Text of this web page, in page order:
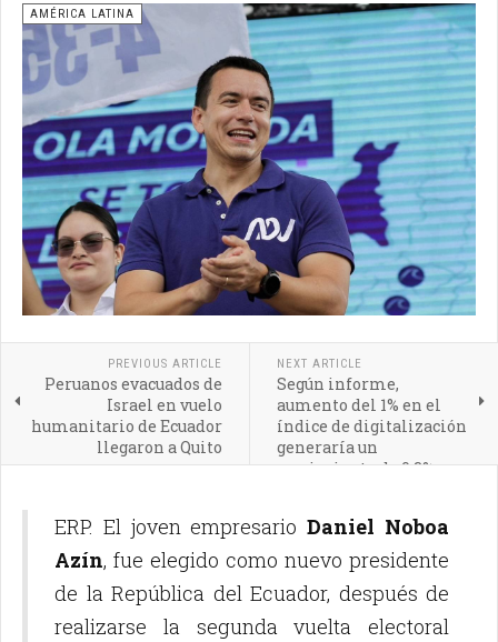
AMÉRICA LATINA
PREVIOUS ARTICLE
Peruanos evacuados de
Israel en vuelo
humanitario de Ecuador
llegaron a Quito
NEXT ARTICLE
Según informe,
aumento del 1% en el
índice de digitalización
generaría un
crecimiento de 0.3% en
ERP. El joven empresarioDaniel Noboa
Azín, fue elegido como nuevo presidente
de la República del Ecuador, después de
realizarse la segunda vuelta electoral